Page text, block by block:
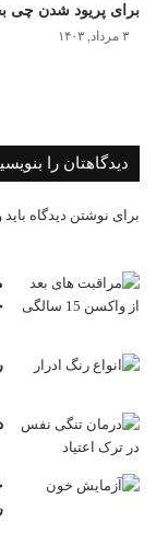
برای پریود شدن چی
۳ مرداد, ۱۴۰۳
دیدگاهتان را
برای نوشتن دیدگاه باید